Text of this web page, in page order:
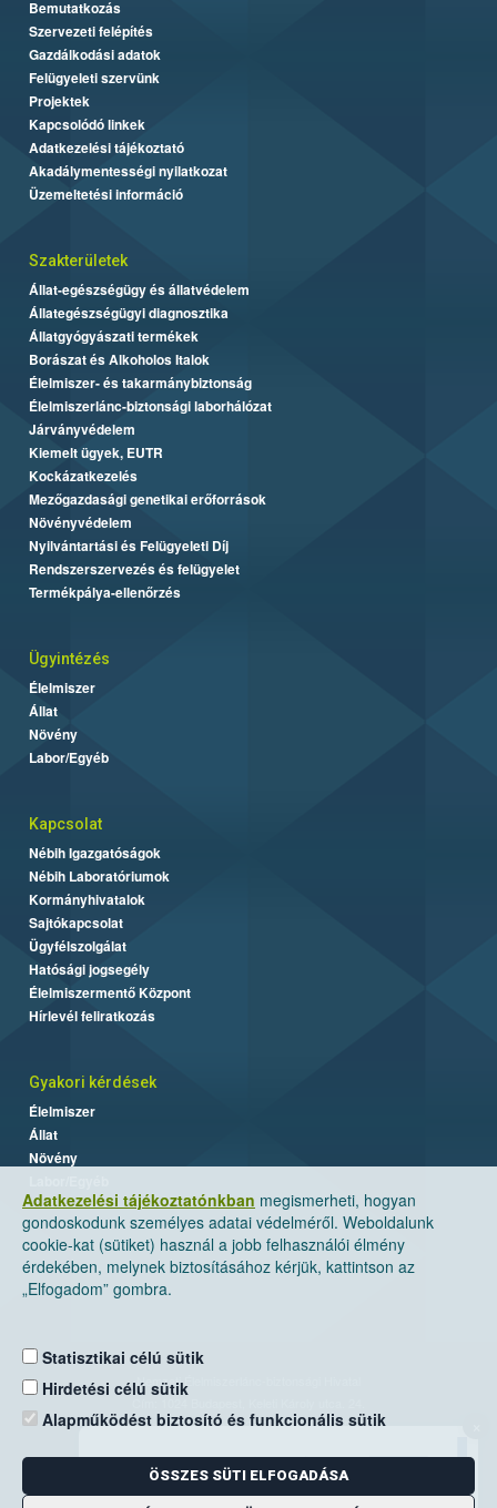
Adatkezelési tájékoztatónkban megismerheti, hogyan
gondoskodunk személyes adatai védelméről. Weboldalunk
cookie-kat (sütiket) használ a jobb felhasználói élmény
érdekében, melynek biztosításához kérjük, kattintson az
„Elfogadom” gombra.
Statisztikai célú sütik
Hirdetési célú sütik
Alapműködést biztosító és funkcionális sütik
ÖSSZES SÜTI ELFOGADÁSA
Bemutatkozás
Szervezeti felépítés
Gazdálkodási adatok
Felügyeleti szervünk
Projektek
Kapcsolódó linkek
Adatkezelési tájékoztató
Akadálymentességi nyilatkozat
Üzemeltetési információ
Szakterületek
Állat-egészségügy és állatvédelem
Állategészségügyi diagnosztika
Állatgyógyászati termékek
Borászat és Alkoholos Italok
Élelmiszer- és takarmánybiztonság
Élelmiszerlánc-biztonsági laborhálózat
Járványvédelem
Kiemelt ügyek, EUTR
Kockázatkezelés
Mezőgazdasági genetikai erőforrások
Növényvédelem
Nyilvántartási és Felügyeleti Díj
Rendszerszervezés és felügyelet
Termékpálya-ellenőrzés
Ügyintézés
Élelmiszer
Állat
Növény
Labor/Egyéb
Kapcsolat
Nébih Igazgatóságok
Nébih Laboratóriumok
Kormányhivatalok
Sajtókapcsolat
Ügyfélszolgálat
Hatósági jogsegély
Élelmiszermentő Központ
Hírlevél feliratkozás
Gyakori kérdések
Élelmiszer
Állat
Növény
Nemzeti Élelmiszerlánc-biztonsági Hivatal
Levelezési cím: 1525 Budapest. Pf. 30.
E-mail:ugyfelszolgalat@nebih.gov.hu